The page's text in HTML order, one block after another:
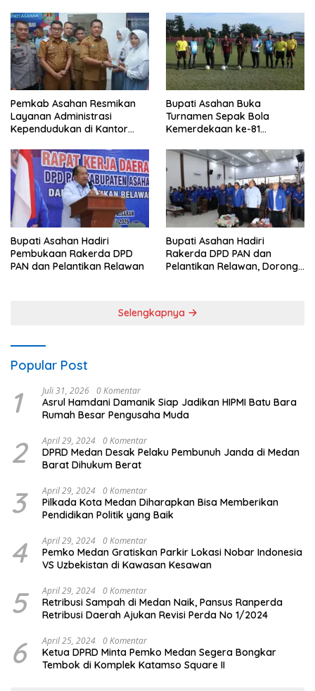
Pemkab Asahan Resmikan
Layanan Administrasi
Kependudukan di Kantor
Bupati Asahan Buka
Turnamen Sepak Bola
Kemerdekaan ke-81
0208/Asahan
Bupati Asahan Hadiri
Pembukaan Rakerda DPD
PAN dan Pelantikan Relawan
Bupati Asahan Hadiri
Rakerda DPD PAN dan
Pelantikan Relawan, Dorong
Selengkapnya
Popular Post
1 Juli 31, 2026 0 Komentar
Asrul Hamdani Damanik Siap Jadikan HIPMI Batu Bara
Rumah Besar Pengusaha Muda
2 April 29, 2024 0 Komentar
DPRD Medan Desak Pelaku Pembunuh Janda di Medan
Barat Dihukum Berat
3 April 29, 2024 0 Komentar
Pilkada Kota Medan Diharapkan Bisa Memberikan
Pendidikan Politik yang Baik
4 April 29, 2024 0 Komentar
Pemko Medan Gratiskan Parkir Lokasi Nobar Indonesia
VS Uzbekistan di Kawasan Kesawan
5 April 29, 2024 0 Komentar
Retribusi Sampah di Medan Naik, Pansus Ranperda
Retribusi Daerah Ajukan Revisi Perda No 1/2024
6 April 25, 2024 0 Komentar
Ketua DPRD Minta Pemko Medan Segera Bongkar
Tembok di Komplek Katamso Square II